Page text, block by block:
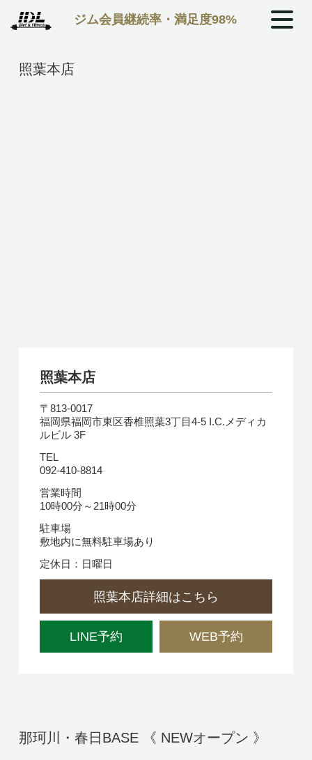
ジム会員継続率・満足度98%
照葉本店
照葉本店
〒813-0017
福岡県福岡市東区香椎照葉3丁目4-5 I.C.メディカ
ルビル 3F
TEL
092-410-8814
営業時間
10時00分～21時00分
駐車場
敷地内に無料駐車場あり
定休日：日曜日
照葉本店詳細はこちら
LINE予約 WEB予約
那珂川・春日BASE 《 NEWオープン 》